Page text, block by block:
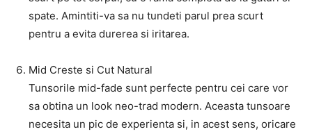
spate. Amintiti-va sa nu tundeti parul prea scurt
pentru a evita durerea si iritarea.
Mid Creste si Cut Natural
Tunsorile mid-fade sunt perfecte pentru cei care vor
sa obtina un look neo-trad modern. Aceasta tunsoare
necesita un pic de experienta si, in acest sens, oricare